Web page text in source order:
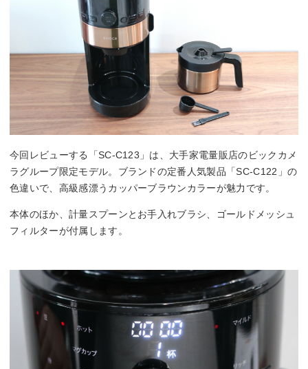
今回レビューする「SC-C123」は、大手家電量販店のビックカメ
ラグループ限定モデル。ブランドの定番人気製品「SC-C122」の
色違いで、高級感漂うカッパーブラウンカラーが魅力です。
本体のほか、計量スプーンとお手入れブラシ、ゴールドメッシュ
フィルターが付属します。